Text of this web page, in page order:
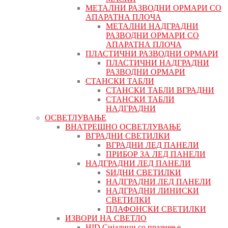
МЕТАЛНИ РАЗВОДНИ ОРМАРИ СО
АПАРАТНА ПЛОЧА
МЕТАЛНИ НАДГРАДНИ
РАЗВОДНИ ОРМАРИ СО
АПАРАТНА ПЛОЧА
ПЛАСТИЧНИ РАЗВОДНИ ОРМАРИ
ПЛАСТИЧНИ НАДГРАДНИ
РАЗВОДНИ ОРМАРИ
СТАНСКИ ТАБЛИ
СТАНСКИ ТАБЛИ ВГРАДНИ
СТАНСКИ ТАБЛИ
НАДГРАДНИ
ОСВЕТЛУВАЊЕ
ВНАТРЕШНО ОСВЕТЛУВАЊЕ
ВГРАДНИ СВЕТИЛКИ
ВГРАДНИ ЛЕД ПАНЕЛИ
ПРИБОР ЗА ЛЕД ПАНЕЛИ
НАДГРАДНИ ЛЕД ПАНЕЛИ
ЅИДНИ СВЕТИЛКИ
НАДГРАДНИ ЛЕД ПАНЕЛИ
НАДГРАДНИ ЛИНИСКИ
СВЕТИЛКИ
ПЛАФОНСКИ СВЕТИЛКИ
ИЗВОРИ НА СВЕТЛО